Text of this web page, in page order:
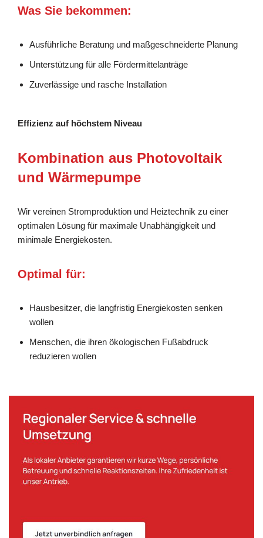
Was Sie bekommen:
Ausführliche Beratung und maßgeschneiderte Planung
Unterstützung für alle Fördermittelanträge
Zuverlässige und rasche Installation
Effizienz auf höchstem Niveau
Kombination aus Photovoltaik
und Wärmepumpe
Wir vereinen Stromproduktion und Heiztechnik zu einer
optimalen Lösung für maximale Unabhängigkeit und
minimale Energiekosten.
Optimal für:
Hausbesitzer, die langfristig Energiekosten senken
wollen
Menschen, die ihren ökologischen Fußabdruck
reduzieren wollen